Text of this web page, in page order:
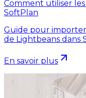
Comment utiliser
SoftPlan
Guide pour
de Lightbeans dans
En savoir plus